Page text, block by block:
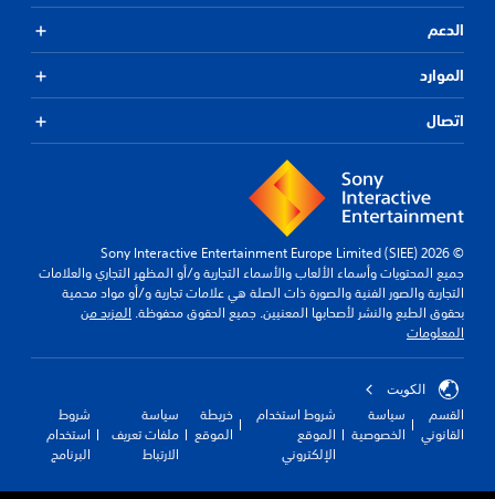
الدعم
الموارد
اتصال
© 2026 Sony Interactive Entertainment Europe Limited (SIEE)
جميع المحتويات وأسماء الألعاب والأسماء التجارية و/أو المظهر التجاري والعلامات
التجارية والصور الفنية والصورة ذات الصلة هي علامات تجارية و/أو مواد محمية
بحقوق الطبع والنشر لأصحابها المعنيين. جميع الحقوق محفوظة. المزيد من
المعلومات
الكويت‎
القسم
القانوني
سياسة
الخصوصية
شروط استخدام
الموقع
الإلكتروني
خريطة
الموقع
سياسة
ملفات تعريف
الارتباط
شروط
استخدام
البرنامج